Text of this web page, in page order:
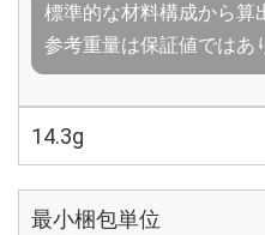
標準的な材料構成から算
参考重量は保証値ではあ
14.3g
最小梱包単位